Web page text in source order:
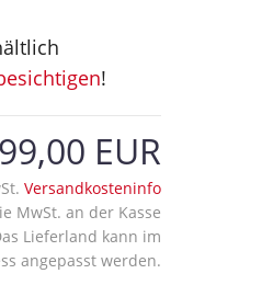
!
EUR
Versandkosteninfo
MwSt. an der Kasse
Lieferland kann im
angepasst werden.